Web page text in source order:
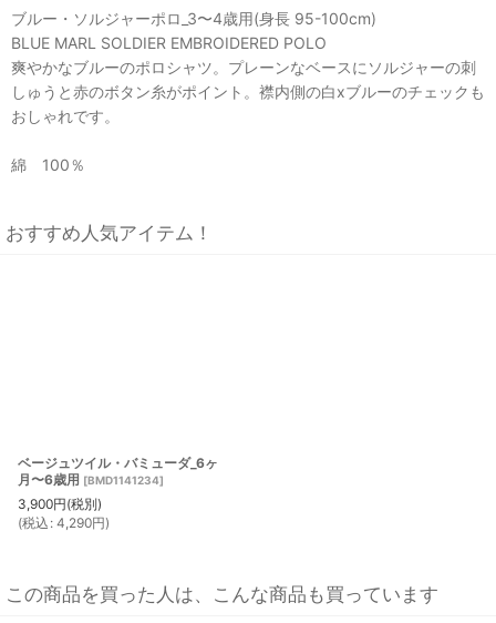
ブルー・ソルジャーポロ_3〜4歳用(身長 95-100cm)
BLUE MARL SOLDIER EMBROIDERED POLO
爽やかなブルーのポロシャツ。プレーンなベースにソルジャーの刺
しゅうと赤のボタン糸がポイント。襟内側の白xブルーのチェックも
おしゃれです。
綿 100％
おすすめ人気アイテム！
ベージュツイル・バミューダ_6ヶ
月〜6歳用 [BMD1141234]
3,900円(税別)
(税込 : 4,290円)
この商品を買った人は、こんな商品も買っています